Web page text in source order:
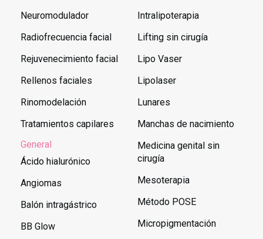
Neuromodulador
Radiofrecuencia facial
Rejuvenecimiento facial
Rellenos faciales
Rinomodelación
Tratamientos capilares
General
Ácido hialurónico
Angiomas
Balón intragástrico
BB Glow
Intralipoterapia
Lifting sin cirugía
Lipo Vaser
Lipolaser
Lunares
Manchas de nacimiento
Medicina genital sin
cirugía
Mesoterapia
Método POSE
Micropigmentación